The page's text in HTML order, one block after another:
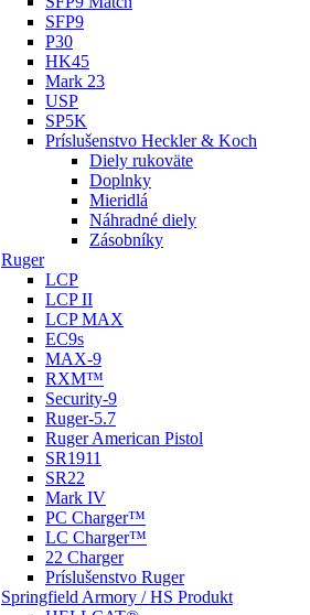
SFP9
P30
HK45
Mark 23
USP
SP5K
Príslušenstvo Heckler & Koch
Diely rukoväte
Doplnky
Mieridlá
Náhradné diely
Zásobníky
Ruger
LCP
LCP II
LCP MAX
EC9s
MAX-9
RXM™
Security-9
Ruger-5.7
Ruger American Pistol
SR1911
SR22
Mark IV
PC Charger™
LC Charger™
22 Charger
Príslušenstvo Ruger
Springfield Armory / HS Produkt